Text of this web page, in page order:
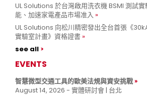
UL Solutions 於台灣啟用洗衣機 BSMI 測試
能、加速家電產品市場准入
UL Solutions 向松川精密發出全台首張《
實驗室計畫》資格證書
see all
EVENTS
智慧微型交通工具的歐美法規與資安挑戰
August 14, 2026 - 實體研討會 | 台北